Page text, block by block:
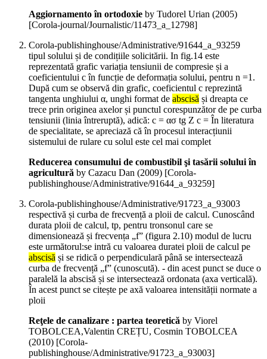
Aggiornamento în ortodoxie by Tudorel Urian (2005)
[Corola-journal/Journalistic/11473_a_12798]
Corola-publishinghouse/Administrative/91644_a_93259
tipul solului și de condițiile solicitării. In fig.14 este
reprezentată grafic variația tensiunii de compresie și a
coeficientului c în funcție de deformația solului, pentru n =1.
După cum se observă din grafic, coeficientul c reprezintă
tangenta unghiului α, unghi format de abscisă și dreapta ce
trece prin originea axelor și punctul corespunzător de pe curba
tensiunii (linia întreruptă), adică: c = ασ tg Z c = În literatura
de specialitate, se apreciază că în procesul interacțiunii
sistemului de rulare cu solul este cel mai complet
Reducerea consumului de combustibil şi tasării solului în
agricultură by Cazacu Dan (2009) [Corola-
publishinghouse/Administrative/91644_a_93259]
Corola-publishinghouse/Administrative/91723_a_93003
respectivă și curba de frecvență a ploii de calcul. Cunoscând
durata ploii de calcul, tp, pentru tronsonul care se
dimensionează și frecvența „f” (figura 2.10) modul de lucru
este următorul:se intră cu valoarea duratei ploii de calcul pe
abscisă și se ridică o perpendiculară până se intersectează
curba de frecvență „f” (cunoscută). - din acest punct se duce o
paralelă la abscisă și se intersectează ordonata (axa verticală).
În acest punct se citește pe axă valoarea intensității normate a
ploii
Reţele de canalizare : partea teoretică by Viorel
TOBOLCEA,Valentin CREȚU, Cosmin TOBOLCEA
(2010) [Corola-
publishinghouse/Administrative/91723_a_93003]